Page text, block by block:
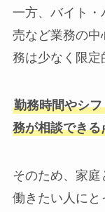
一方、バイト・
売など業務の中
務は少なく限定
勤務時間やシ
務が相談できる
そのため、家
働きたい人にと